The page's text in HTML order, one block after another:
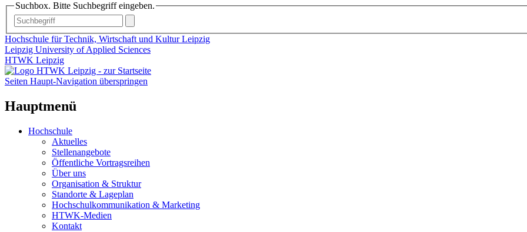
Suchbox. Bitte Suchbegriff eingeben.
Hochschule für Technik, Wirtschaft und Kultur Leipzig
Leipzig University of Applied Sciences
HTWK Leipzig
Seiten Haupt-Navigation überspringen
Hauptmenü
Hochschule
Aktuelles
Stellenangebote
Öffentliche Vortragsreihen
Über uns
Organisation & Struktur
Standorte & Lageplan
Hochschulkommunikation & Marketing
HTWK-Medien
Kontakt